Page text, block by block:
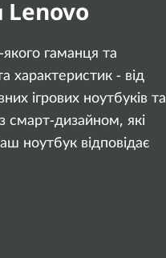
Lenovo
гаманця та
характеристик - від
ігрових ноутбуків та
смарт-дизайном, які
ноутбук відповідає